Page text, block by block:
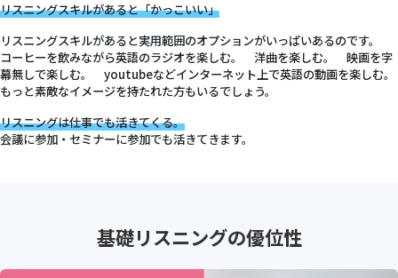
リスニングスキルがあると「かっこいい」
リスニングスキルがあると実用範囲のオプションがいっぱいあるのです。
コーヒーを飲みながら英語のラジオを楽しむ。 洋曲を楽しむ。 映画を字
幕無しで楽しむ。 youtubeなどインターネット上で英語の動画を楽しむ。
もっと素敵なイメージを持たれた方もいるでしょう。
リスニングは仕事でも活きてくる。
会議に参加・セミナーに参加でも活きてきます。
基礎リスニングの優位性